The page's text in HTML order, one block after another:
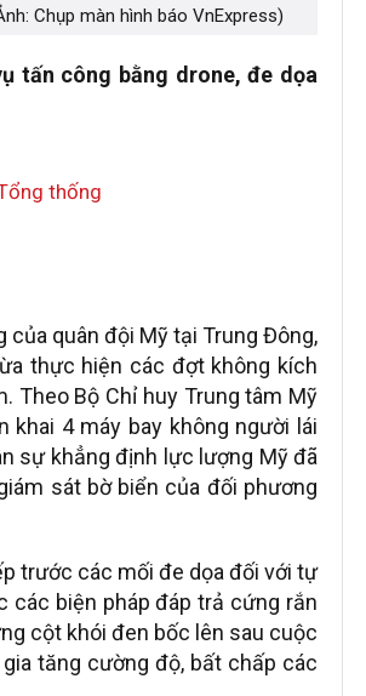
Chụp màn hình báo VnExpress)
tấn công bằng drone, đe dọa
thống
của quân đội Mỹ tại Trung Đông,
thực hiện các đợt không kích
Theo Bộ Chỉ huy Trung tâm Mỹ
khai 4 máy bay không người lái
sự khẳng định lực lượng Mỹ đã
sát bờ biển của đối phương
trước các mối đe dọa đối với tự
các biện pháp đáp trả cứng rắn
cột khói đen bốc lên sau cuộc
tăng cường độ, bất chấp các